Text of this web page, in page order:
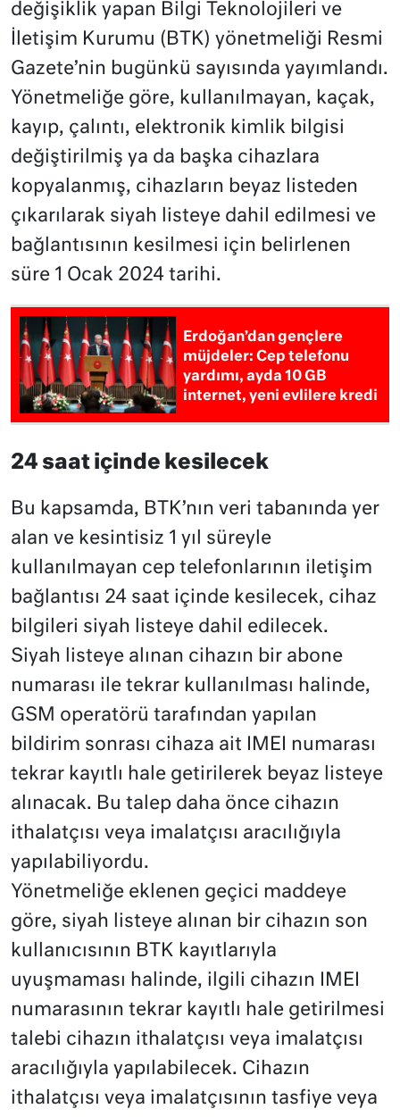
değişiklik yapan Bilgi Teknolojileri ve
İletişim Kurumu (BTK) yönetmeliği Resmi
Gazete’nin bugünkü sayısında yayımlandı.
Yönetmeliğe göre, kullanılmayan, kaçak,
kayıp, çalıntı, elektronik kimlik bilgisi
değiştirilmiş ya da başka cihazlara
kopyalanmış, cihazların beyaz listeden
çıkarılarak siyah listeye dahil edilmesi ve
bağlantısının kesilmesi için belirlenen
süre 1 Ocak 2024 tarihi.
Erdoğan’dan gençlere
müjdeler: Cep telefonu
yardımı, ayda 10 GB
internet, yeni evlilere kredi
24 saat içinde kesilecek
Bu kapsamda, BTK’nın veri tabanında yer
alan ve kesintisiz 1 yıl süreyle
kullanılmayan cep telefonlarının iletişim
bağlantısı 24 saat içinde kesilecek, cihaz
bilgileri siyah listeye dahil edilecek.
Siyah listeye alınan cihazın bir abone
numarası ile tekrar kullanılması halinde,
GSM operatörü tarafından yapılan
bildirim sonrası cihaza ait IMEI numarası
tekrar kayıtlı hale getirilerek beyaz listeye
alınacak. Bu talep daha önce cihazın
ithalatçısı veya imalatçısı aracılığıyla
yapılabiliyordu.
Yönetmeliğe eklenen geçici maddeye
göre, siyah listeye alınan bir cihazın son
kullanıcısının BTK kayıtlarıyla
uyuşmaması halinde, ilgili cihazın IMEI
numarasının tekrar kayıtlı hale getirilmesi
talebi cihazın ithalatçısı veya imalatçısı
aracılığıyla yapılabilecek. Cihazın
ithalatçısı veya imalatçısının tasfiye veya